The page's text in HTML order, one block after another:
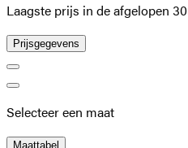
Laagste prijs in de afgelopen
Prijsgegevens
Selecteer een maat
Maattabel